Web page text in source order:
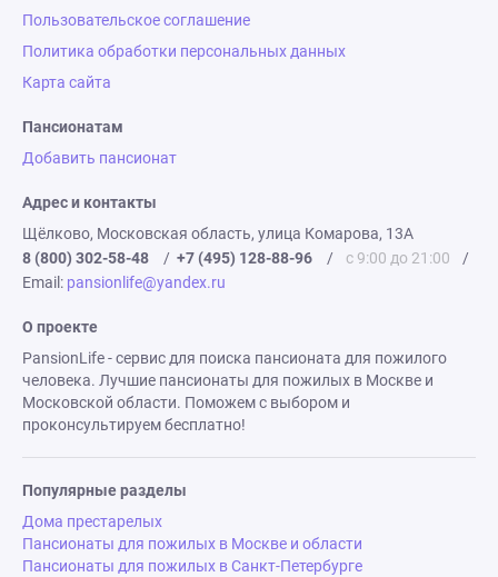
Пользовательское соглашение
Политика обработки персональных данных
Карта сайта
Пансионатам
Добавить пансионат
Адрес и контакты
Щёлково, Московская область, улица Комарова, 13А
8 (800) 302-58-48
/ +7 (495) 128-88-96 / с 9:00 до 21:00
/
Email: pansionlife@yandex.ru
О проекте
PansionLife - сервис для поиска пансионата для пожилого
человека. Лучшие пансионаты для пожилых в Москве и
Московской области. Поможем с выбором и
проконсультируем бесплатно!
Популярные разделы
Дома престарелых
Пансионаты для пожилых в Москве и области
Пансионаты для пожилых в Санкт-Петербурге